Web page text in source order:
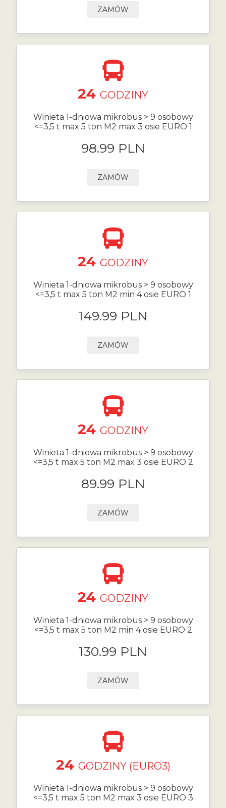
ZAMÓW
24 GODZINY
Winieta 1-dniowa mikrobus > 9 osobowy
<=3,5 t max 5 ton M2 max 3 osie EURO 1
98.99 PLN
ZAMÓW
24 GODZINY
Winieta 1-dniowa mikrobus > 9 osobowy
<=3,5 t max 5 ton M2 min 4 osie EURO 1
149.99 PLN
ZAMÓW
24 GODZINY
Winieta 1-dniowa mikrobus > 9 osobowy
<=3,5 t max 5 ton M2 max 3 osie EURO 2
89.99 PLN
ZAMÓW
24 GODZINY
Winieta 1-dniowa mikrobus > 9 osobowy
<=3,5 t max 5 ton M2 min 4 osie EURO 2
130.99 PLN
ZAMÓW
24 GODZINY (EURO3)
Winieta 1-dniowa mikrobus > 9 osobowy
<=3,5 t max 5 ton M2 max 3 osie EURO 3